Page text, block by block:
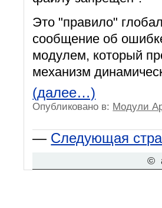
Это "правило"
сообщение об
модулем, который
механизм
(далее…)
Опубликовано в: Модули
— Следующая
©